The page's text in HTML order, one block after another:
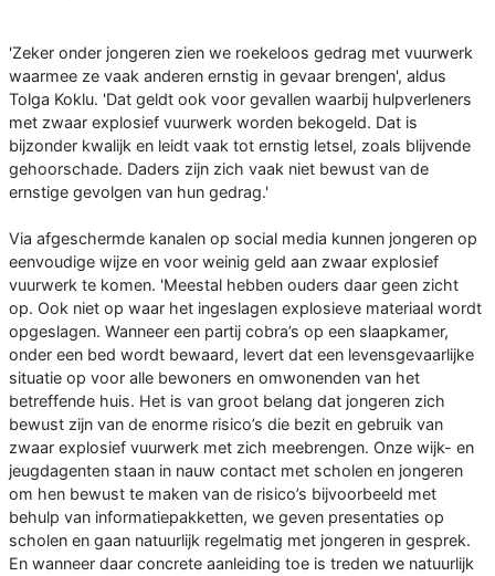
'Zeker onder jongeren zien we roekeloos gedrag met vuurwerk
waarmee ze vaak anderen ernstig in gevaar brengen', aldus
Tolga Koklu. 'Dat geldt ook voor gevallen waarbij hulpverleners
met zwaar explosief vuurwerk worden bekogeld. Dat is
bijzonder kwalijk en leidt vaak tot ernstig letsel, zoals blijvende
gehoorschade. Daders zijn zich vaak niet bewust van de
ernstige gevolgen van hun gedrag.'
Via afgeschermde kanalen op social media kunnen jongeren op
eenvoudige wijze en voor weinig geld aan zwaar explosief
vuurwerk te komen. 'Meestal hebben ouders daar geen zicht
op. Ook niet op waar het ingeslagen explosieve materiaal wordt
opgeslagen. Wanneer een partij cobra’s op een slaapkamer,
onder een bed wordt bewaard, levert dat een levensgevaarlijke
situatie op voor alle bewoners en omwonenden van het
betreffende huis. Het is van groot belang dat jongeren zich
bewust zijn van de enorme risico’s die bezit en gebruik van
zwaar explosief vuurwerk met zich meebrengen. Onze wijk- en
jeugdagenten staan in nauw contact met scholen en jongeren
om hen bewust te maken van de risico’s bijvoorbeeld met
behulp van informatiepakketten, we geven presentaties op
scholen en gaan natuurlijk regelmatig met jongeren in gesprek.
En wanneer daar concrete aanleiding toe is treden we natuurlijk